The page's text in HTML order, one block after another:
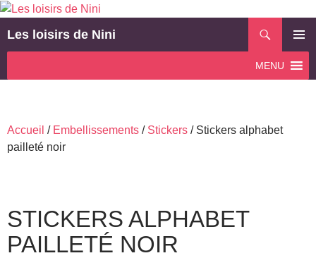
Aller
contenu
Les loisirs de Nini
MENU
MENU
Accueil / Embellissements / Stickers / Stickers alphabet
pailleté noir
STICKERS ALPHABET
PAILLETÉ NOIR